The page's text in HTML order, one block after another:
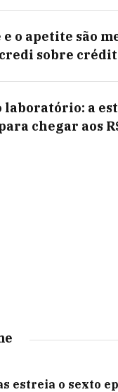
o apetite são
sobre
laboratório: a
chegar aos
estreia o sexto